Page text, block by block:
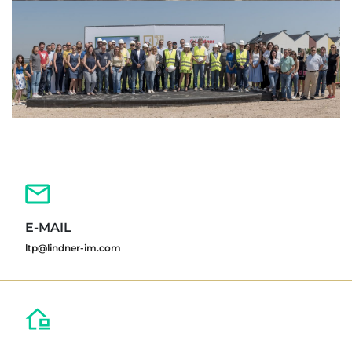
E-MAIL
ltp@lindner-im.com